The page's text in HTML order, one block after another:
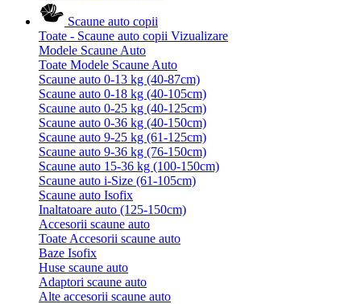
Scaune auto copii
Toate - Scaune auto copii Vizualizare
Modele Scaune Auto
Toate Modele Scaune Auto
Scaune auto 0-13 kg (40-87cm)
Scaune auto 0-18 kg (40-105cm)
Scaune auto 0-25 kg (40-125cm)
Scaune auto 0-36 kg (40-150cm)
Scaune auto 9-25 kg (61-125cm)
Scaune auto 9-36 kg (76-150cm)
Scaune auto 15-36 kg (100-150cm)
Scaune auto i-Size (61-105cm)
Scaune auto Isofix
Inaltatoare auto (125-150cm)
Accesorii scaune auto
Toate Accesorii scaune auto
Baze Isofix
Huse scaune auto
Adaptori scaune auto
Alte accesorii scaune auto